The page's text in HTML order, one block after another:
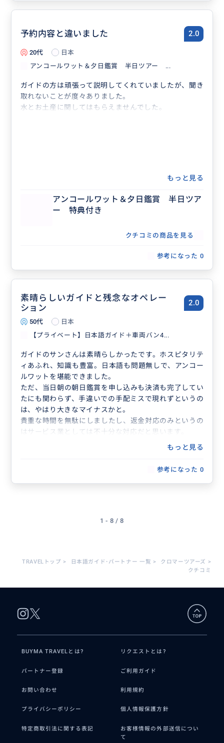
予約内容と違いました 2.0
20代
日本
アンコールワット＆夕日鑑賞 半日ツアー ...
ガイドの方は頑張って説明してくれていましたが、聞き
取れないことが度々ありました。
水とお土産に関してはもらえませんでした。
もっと見る
アンコールワット＆夕日鑑賞 半日ツア
ー 特典付き
クチコミの商品を見る
参考になった 0
素晴らしいガイドと残念なオペレー
ション
2.0
50代
日本
【プライベート】日本語ガイド＋車両バン4...
ガイドのサンさんは素晴らしかったです。ホスピタリテ
ィあふれ、知識も豊富。日本語も問題無しで、アンコー
ルワットを堪能できました。
ただ、当日朝の朝日鑑賞を申し込みも決済も完了してい
たにも関わらず、手違いでの手配ミスで現れずというの
は、やはり大きなマイナスかと。
貴重な時間を無駄にしましたし、返金対応のみというの
はサービス業としては不十分な対応だと思います。
もっと見る
参考になった 0
1 - 8 / 8
TRAVELトップ > 日本語ガイド･パートナー 一覧 > クロマーツアーズ >
クチコミ
BUYMA TRAVELとは? リクエストとは?
パートナー登録 ご利用ガイド
お問い合わせ 利用規約
プライバシーポリシー 個人情報保護方針
特定商取引法に関する表記
お客様情報の外部送信につい
て